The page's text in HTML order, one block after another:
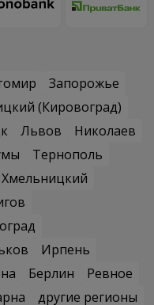
Запорожье
(Кировоград)
Львов
Николаев
Тернополь
Хмельницкий
Ирпень
Берлин
Ревное
другие регионы